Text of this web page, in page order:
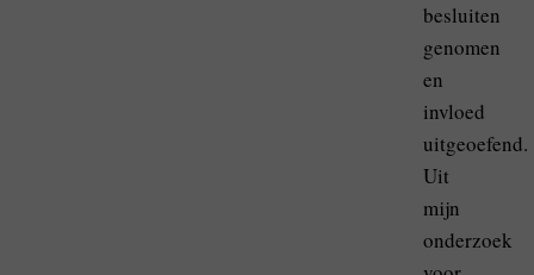
besluiten
genomen
en
invloed
uitgeoefend.
Uit
mijn
onderzoek